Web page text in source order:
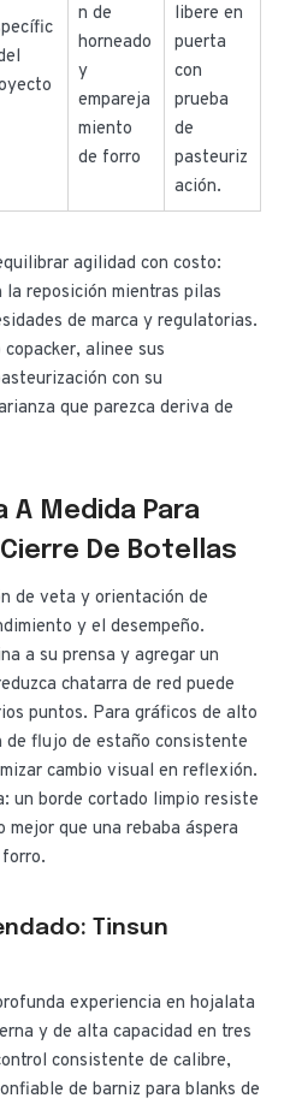
n de
horneado
y
empareja
miento
de forro
libere en
puerta
con
prueba
de
pasteuriz
ación.
agilidad con costo:
reposición mientras pilas
de marca y regulatorias.
alinee sus
con su
que parezca deriva de
A Medida Para
De Botellas
de veta y orientación de
y el desempeño.
a su prensa y agregar un
chatarra de red puede
puntos. Para gráficos de alto
flujo de estaño consistente
cambio visual en reflexión.
un borde cortado limpio resiste
mejor que una rebaba áspera
Tinsun
experiencia en hojalata
y de alta capacidad en tres
consistente de calibre,
de barniz para blanks de